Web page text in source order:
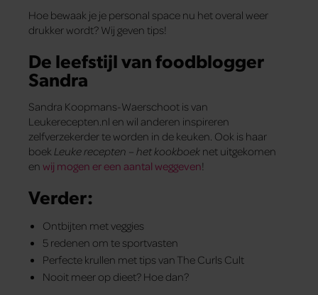
Hoe bewaak je je personal space nu het overal weer
drukker wordt? Wij geven tips!
De leefstijl van foodblogger
Sandra
Sandra Koopmans-Waerschoot is van
Leukerecepten.nl en wil anderen inspireren
zelfverzekerder te worden in de keuken. Ook is haar
boek Leuke recepten – het kookboek net uitgekomen
en wij mogen er een aantal weggeven!
Verder:
Ontbijten met veggies
5 redenen om te sportvasten
Perfecte krullen met tips van The Curls Cult
Nooit meer op dieet? Hoe dan?